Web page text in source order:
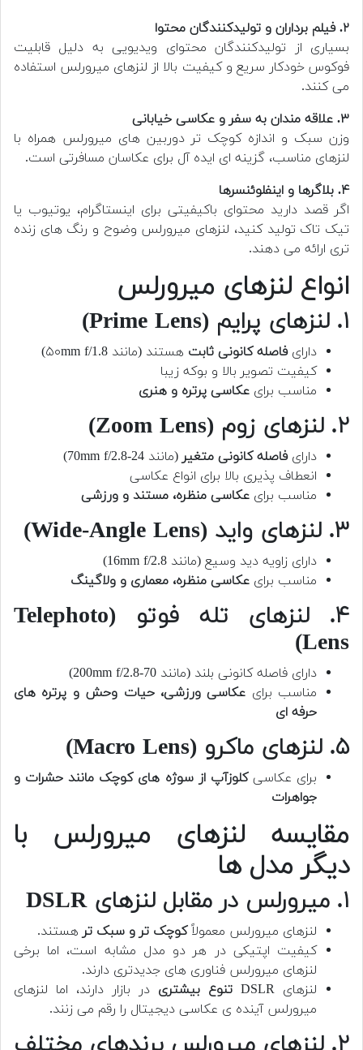
۲. فیلم برداران و تولیدکنندگان محتوا
بسیاری از تولیدکنندگان محتوای ویدیویی به دلیل قابلیت
فوکوس خودکار سریع و کیفیت بالا از لنزهای میرورلس استفاده
می کنند.
۳. علاقه مندان به سفر و عکاسی خیابانی
وزن سبک و اندازه کوچک تر دوربین های میرورلس همراه با
لنزهای مناسب، گزینه ای ایده آل برای عکاسان مسافرتی است.
۴. بلاگرها و اینفلوئنسرها
اگر قصد دارید محتوای باکیفیتی برای اینستاگرام، یوتیوب یا
تیک تاک تولید کنید، لنزهای میرورلس وضوح و رنگ های زنده
تری ارائه می دهند.
انواع لنزهای میرورلس
۱. لنزهای پرایم (Prime Lens)
دارایفاصله کانونی ثابت هستند (مانند ۵۰mm f/1.8)
کیفیت تصویر بالا و بوکه زیبا
مناسب برای عکاسی پرتره و هنری
۲. لنزهای زوم (Zoom Lens)
دارایفاصله کانونی متغیر (مانند 24-70mm f/2.8)
انعطاف پذیری بالا برای انواع عکاسی
مناسب برای عکاسی منظره، مستند و ورزشی
۳. لنزهای واید (Wide-Angle Lens)
دارای زاویه دید وسیع (مانند 16mm f/2.8)
مناسب برای عکاسی منظره، معماری و ولاگینگ
۴. لنزهای تله فوتو (Telephoto
Lens)
دارای فاصله کانونی بلند (مانند 70-200mm f/2.8)
مناسب برای عکاسی ورزشی، حیات وحش و پرتره های
حرفه ای
۵. لنزهای ماکرو (Macro Lens)
برای عکاسیکلوزآپ از سوژه های کوچک مانند حشرات و
جواهرات
مقایسه لنزهای میرورلس با
دیگر مدل ها
۱. میرورلس در مقابل لنزهای DSLR
لنزهای میرورلس معمولاًکوچک تر و سبک تر هستند.
کیفیت اپتیکی در هر دو مدل مشابه است، اما برخی
لنزهای میرورلس فناوری های جدیدتری دارند.
لنزهای DSLR
تنوع بیشتری در بازار دارند، اما لنزهای
میرورلس آینده ی عکاسی دیجیتال را رقم می زنند.